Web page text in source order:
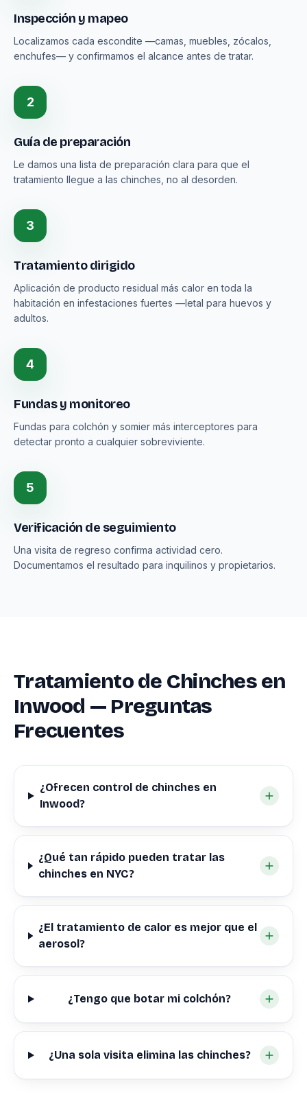
Inspección y mapeo
Localizamos cada escondite —camas, muebles, zócalos,
enchufes— y confirmamos el alcance antes de tratar.
2
Guía de preparación
Le damos una lista de preparación clara para que el
tratamiento llegue a las chinches, no al desorden.
3
Tratamiento dirigido
Aplicación de producto residual más calor en toda la
habitación en infestaciones fuertes —letal para huevos y
adultos.
4
Fundas y monitoreo
Fundas para colchón y somier más interceptores para
detectar pronto a cualquier sobreviviente.
5
Verificación de seguimiento
Una visita de regreso confirma actividad cero.
Documentamos el resultado para inquilinos y propietarios.
Tratamiento de Chinches en
Inwood — Preguntas
Frecuentes
¿Ofrecen control de chinches en
Inwood?
¿Qué tan rápido pueden tratar las
chinches en NYC?
¿El tratamiento de calor es mejor que el
aerosol?
¿Tengo que botar mi colchón?
¿Una sola visita elimina las chinches?